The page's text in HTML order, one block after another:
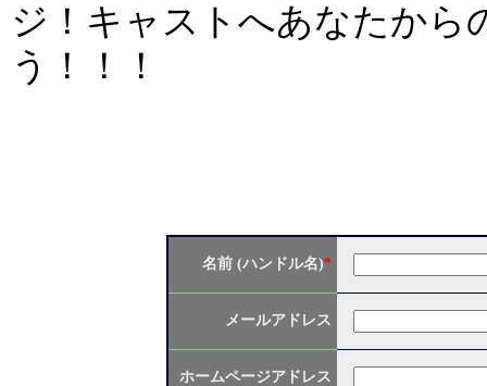
ジ！キャストへあなたから
う！！！
名前 (ハンドル名)*
メールアドレス
ホームページアドレス